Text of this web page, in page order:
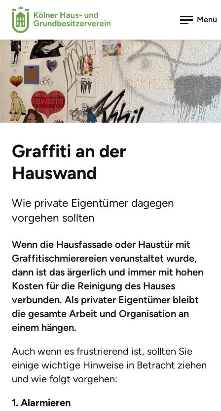
Menü
Graffiti an der
Hauswand
Wie private Eigentümer dagegen
vorgehen sollten
Wenn die Hausfassade oder Haustür mit
Graffitischmierereien verunstaltet wurde,
dann ist das ärgerlich und immer mit hohen
Kosten für die Reinigung des Hauses
verbunden. Als privater Eigentümer bleibt
die gesamte Arbeit und Organisation an
einem hängen.
Auch wenn es frustrierend ist, sollten Sie
einige wichtige Hinweise in Betracht ziehen
und wie folgt vorgehen:
1. Alarmieren